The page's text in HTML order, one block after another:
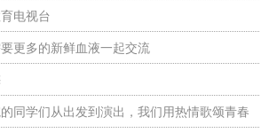
电视台
更多的新鲜血液一起交流
同学们从出发到演出，我们用热情歌颂青春